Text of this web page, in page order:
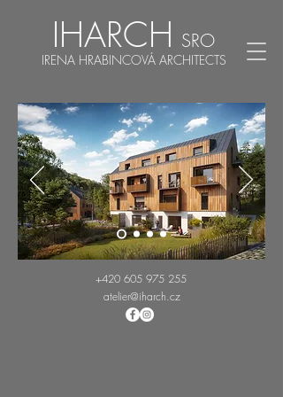
IHARCH SRO
IRENA HRABINCOVÁ ARCHITECTS
+420 605 975 255
atelier@iharch.cz